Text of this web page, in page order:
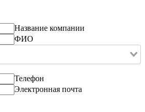
Название компании
ФИО
Телефон
Электронная почта